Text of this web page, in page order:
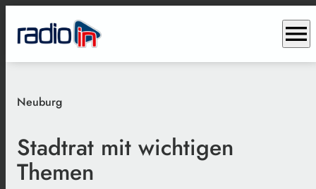
menu
Neuburg
Stadtrat mit wichtigen
Themen